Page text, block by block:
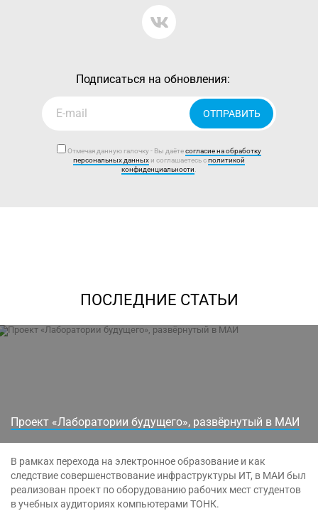
Подписаться на обновления:
ОТПРАВИТЬ
Отмечая данную галочку - Вы даётесогласие на обработку
персональных данных и соглашаетесь сполитикой
конфиденциальности
ПОСЛЕДНИЕ СТАТЬИ
Проект «Лаборатории будущего», развёрнутый в МАИ
В рамках перехода на электронное образование и как
следствие совершенствование инфраструктуры ИТ, в МАИ был
реализован проект по оборудованию рабочих мест студентов
в учебных аудиториях компьютерами ТОНК.